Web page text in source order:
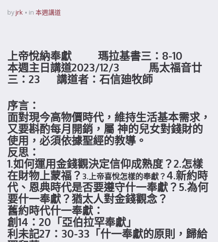
byjrk in 本週講道
上帝悅納奉獻 瑪拉基書三：8-10
本週主日講道2023/12/3 馬太福音廿
三：23 講道者：石信廸牧師
序言：
面對現今高物價時代，維持生活基本需求，
又要斟酌每月開銷，屬 神的兒女對錢財的
使用，必須依據聖經的教導。
反思：
1.如何運用金錢觀決定信仰成熟度？2.怎樣
在財物上蒙福？ 3.上帝喜悅怎樣的奉獻？ 4.新約時
代、恩典時代是否要遵守什一奉獻？5.為何
要什一奉獻？猶太人對金錢觀念？
舊約時代什一奉獻：
創14：20「亞伯拉罕奉獻」
利未記27：30-33「什一奉獻的原則，歸給